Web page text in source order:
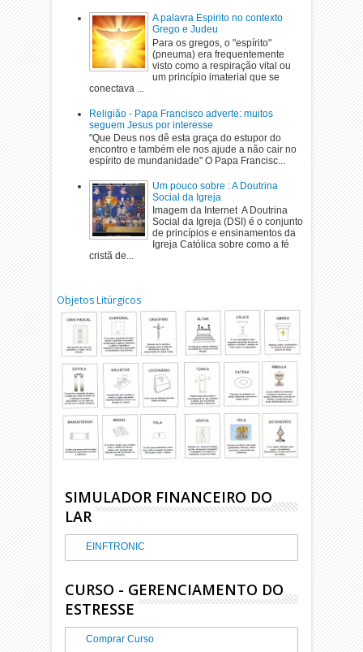
A palavra Espirito no contexto
Grego e Judeu
Para os gregos, o "espírito"
(pneuma) era frequentemente
visto como a respiração vital ou
um princípio imaterial que se
conectava ...
Religião - Papa Francisco adverte: muitos
seguem Jesus por interesse
"Que Deus nos dê esta graça do estupor do
encontro e também ele nos ajude a não cair no
espírito de mundanidade" O Papa Francisc...
Um pouco sobre : A Doutrina
Social da Igreja
Imagem da Internet A Doutrina
Social da Igreja (DSI) é o conjunto
de princípios e ensinamentos da
Igreja Católica sobre como a fé
cristã de...
Objetos Litúrgicos
SIMULADOR FINANCEIRO DO
LAR
EINFTRONIC
CURSO - GERENCIAMENTO DO
ESTRESSE
Comprar Curso